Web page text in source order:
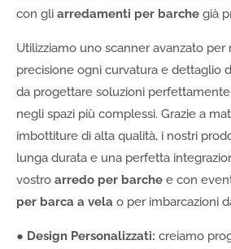
con gli arredamenti per barche già
Utilizziamo uno scanner avanzato per
precisione ogni curvatura e dettaglio
da progettare soluzioni
negli spazi più complessi. Grazie a
imbottiture di alta qualità, i nostri
lunga durata e una perfetta
vostro arredo per barche e con
per barca a vela o per imbarcazioni
● Design Personalizzati: creiamo